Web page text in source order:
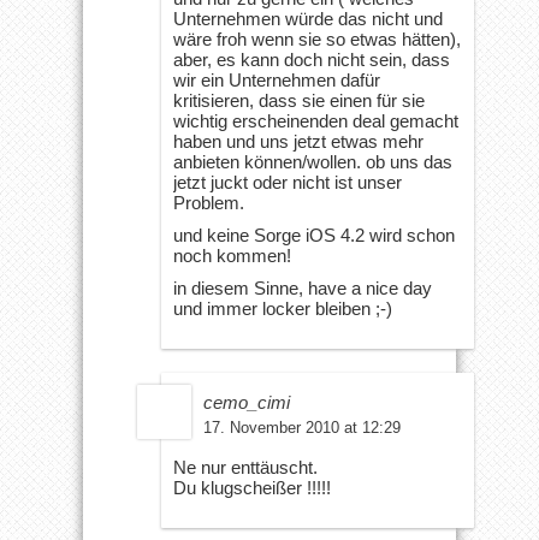
Unternehmen würde das nicht und
wäre froh wenn sie so etwas hätten),
aber, es kann doch nicht sein, dass
wir ein Unternehmen dafür
kritisieren, dass sie einen für sie
wichtig erscheinenden deal gemacht
haben und uns jetzt etwas mehr
anbieten können/wollen. ob uns das
jetzt juckt oder nicht ist unser
Problem.
und keine Sorge iOS 4.2 wird schon
noch kommen!
in diesem Sinne, have a nice day
und immer locker bleiben ;-)
cemo_cimi
17. November 2010 at 12:29
Ne nur enttäuscht.
Du klugscheißer !!!!!